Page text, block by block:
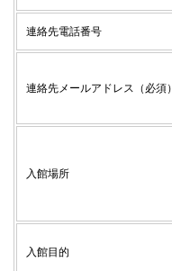
連絡先電話番号
連絡先メールアドレス（必須）
入館場所
入館目的